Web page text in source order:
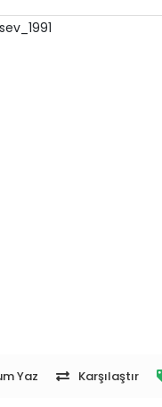
sev_1991
Yaz Karşılaştır